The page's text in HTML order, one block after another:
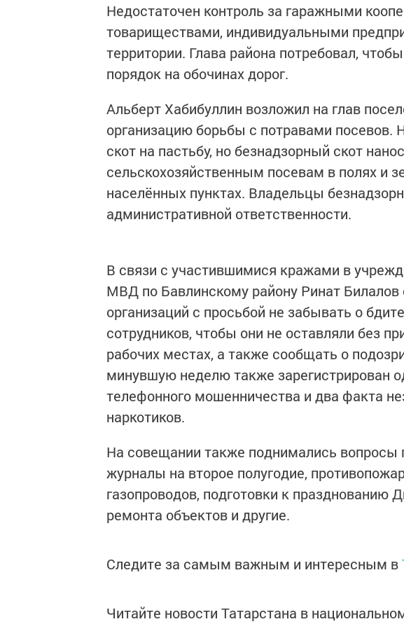
Недостаточен контроль за гаражными
товариществами, индивидуальными
территории. Глава района потребовал,
порядок на обочинах дорог.
Альберт Хабибуллин возложил на глав
организацию борьбы с потравами посевов.
скот на пастьбу, но безнадзорный скот
сельскохозяйственным посевам в полях и
населённых пунктах. Владельцы
административной ответственности.
В связи с участившимися кражами в
МВД по Бавлинскому району Ринат Билалов
организаций с просьбой не забывать о
сотрудников, чтобы они не оставляли без
рабочих местах, а также сообщать о
минувшую неделю также зарегистрирован
телефонного мошенничества и два факта
наркотиков.
На совещании также поднимались вопросы
журналы на второе полугодие,
газопроводов, подготовки к празднованию
ремонта объектов и другие.
Следите за самым важным и интересным в
Читайте новости Татарстана в